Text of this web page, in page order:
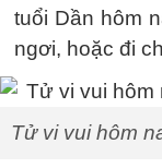
tuổi Dần hôm
ngơi, hoặc đi
Tử vi vui hôm